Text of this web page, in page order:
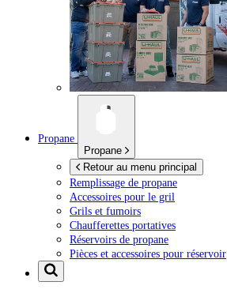
Propane
Propane
Retour au menu principal
Remplissage de propane
Accessoires pour le gril
Grils et fumoirs
Chaufferettes portatives
Réservoirs de propane
Pièces et accessoires pour réservoir